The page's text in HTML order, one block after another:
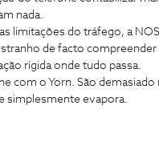
nada.
limitações do tráfego, a
de facto
rígida onde tudo passa.
com o Yorn. São
simplesmente evapora.